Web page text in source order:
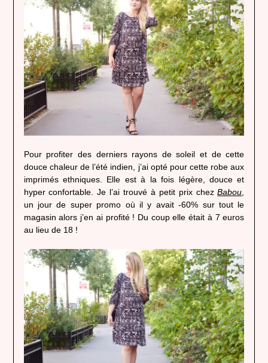
Pour profiter des derniers rayons de soleil et de cette
douce chaleur de l’été indien, j’ai opté pour cette robe aux
imprimés ethniques. Elle est à la fois légère, douce et
hyper confortable. Je l’ai trouvé à petit prix chezBabou,
un jour de super promo où il y avait -60% sur tout le
magasin alors j’en ai profité ! Du coup elle était à 7 euros
au lieu de 18 !